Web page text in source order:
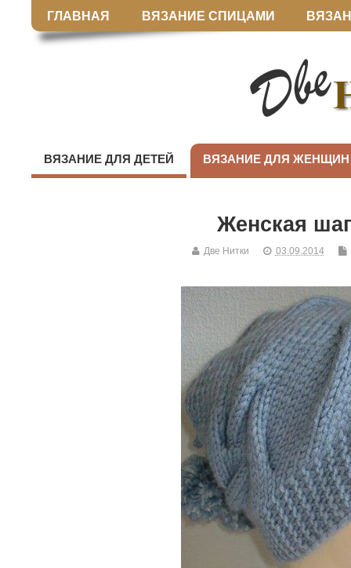
ГЛАВНАЯ ВЯЗАНИЕ СПИЦАМИ
ВЯЗАНИЕ ДЛЯ ДЕТЕЙ ВЯЗАНИЕ ДЛЯ ЖЕНЩИН
Женская
Две Нитки 03.09.2014